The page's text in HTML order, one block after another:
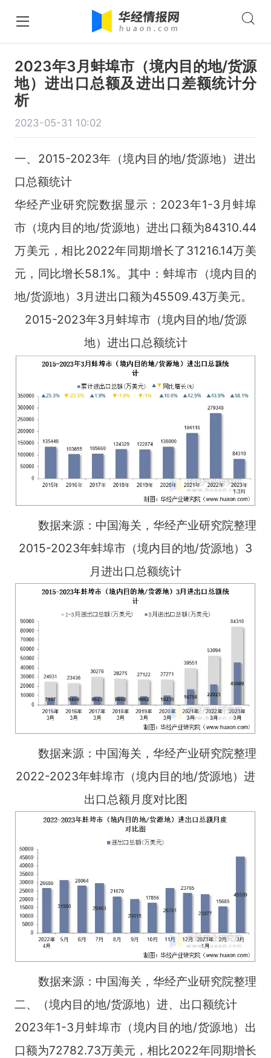
2023年3月蚌埠市（境内目的地/货源
地）进出口总额及进出口差额统计分
析
2023-05-31 10:02
一、2015-2023年（境内目的地/货源地）进出
口总额统计
华经产业研究院数据显示：2023年1-3月蚌埠
市（境内目的地/货源地）进出口额为84310.44
万美元，相比2022年同期增长了31216.14万美
元，同比增长58.1%。其中：蚌埠市（境内目的
地/货源地）3月进出口额为45509.43万美元。
2015-2023年3月蚌埠市（境内目的地/货源
地）进出口总额统计
数据来源：中国海关，华经产业研究院整理
2015-2023年蚌埠市（境内目的地/货源地）3
月进出口总额统计
数据来源：中国海关，华经产业研究院整理
2022-2023年蚌埠市（境内目的地/货源地）进
出口总额月度对比图
数据来源：中国海关，华经产业研究院整理
二、（境内目的地/货源地）进、出口额统计
2023年1-3月蚌埠市（境内目的地/货源地）出
口额为72782.73万美元，相比2022年同期增长